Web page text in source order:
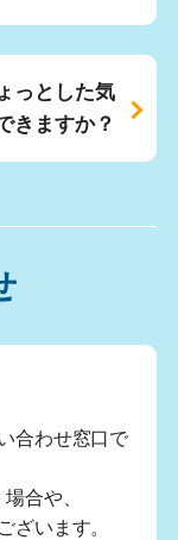
っとした気
きますか？
合わせ窓口で
合や、
ざいます。